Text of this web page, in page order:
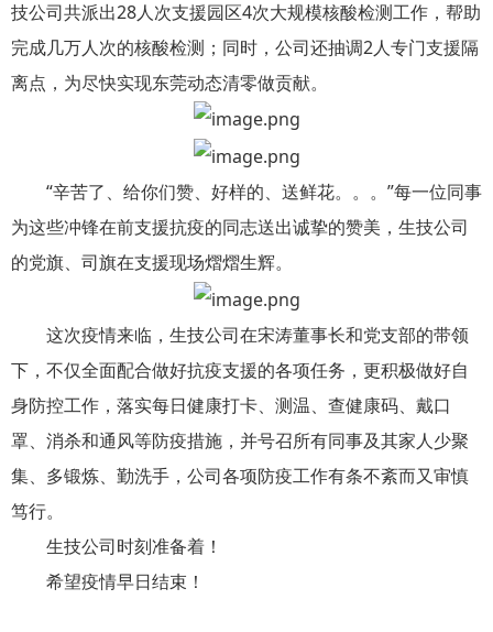
技公司共派出28人次支援园区4次大规模核酸检测工作，帮助
完成几万人次的核酸检测；同时，公司还抽调2人专门支援隔
离点，为尽快实现东莞动态清零做贡献。
“辛苦了、给你们赞、好样的、送鲜花。。。”每一位同事
为这些冲锋在前支援抗疫的同志送出诚挚的赞美，生技公司
的党旗、司旗在支援现场熠熠生辉。
这次疫情来临，生技公司在宋涛董事长和党支部的带领
下，不仅全面配合做好抗疫支援的各项任务，更积极做好自
身防控工作，落实每日健康打卡、测温、查健康码、戴口
罩、消杀和通风等防疫措施，并号召所有同事及其家人少聚
集、多锻炼、勤洗手，公司各项防疫工作有条不紊而又审慎
笃行。
生技公司时刻准备着！
希望疫情早日结束！